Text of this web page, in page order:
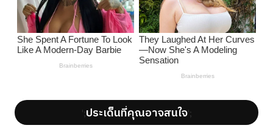
';ประเด็นที่คุณอาจสนใจ';